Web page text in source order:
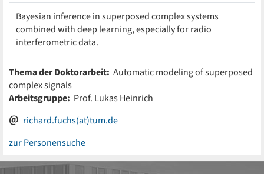
Bayesian inference in superposed complex systems
combined with deep learning, especially for radio
interferometric data.
Thema der Doktorarbeit: Automatic modeling of superposed
complex signals
Arbeitsgruppe: Prof. Lukas Heinrich
richard.fuchs(at)tum.de
zur Personensuche